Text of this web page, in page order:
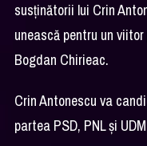
susţinătorii lui Crin
unească pentru un
Bogdan Chirieac.
Crin Antonescu va
partea PSD, PNL şi